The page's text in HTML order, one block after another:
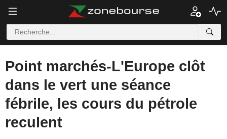
Point marchés-L'Europe clôt
dans le vert une séance
fébrile, les cours du pétrole
reculent